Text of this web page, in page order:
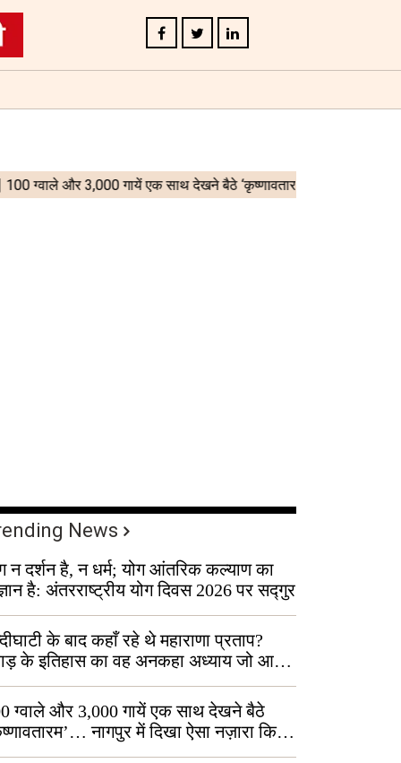
News
न दर्शन है, न धर्म; योग आंतरिक कल्याण का
है: अंतरराष्ट्रीय योग दिवस 2026 पर सद्गुर
के बाद कहाँ रहे थे महाराणा प्रताप?
के इतिहास का वह अनकहा अध्याय जो आज
में जीवित है
ग्वाले और 3,000 गायें एक साथ देखने बैठे
नागपुर में दिखा ऐसा नज़ारा कि
बोले, “ऐसा तो सिर्फ़ कृष्ण ही कर सकते हैं”